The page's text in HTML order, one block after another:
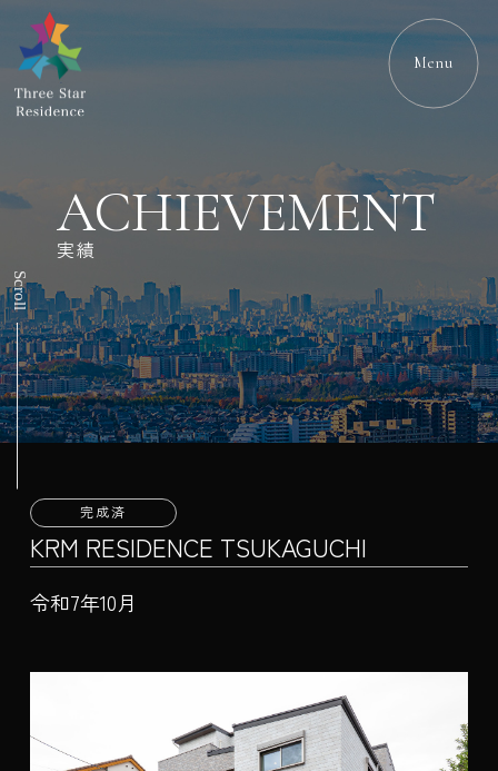
Menu
ACHIEVEMENT
実績
Scroll
完成済
KRM RESIDENCE TSUKAGUCHI
令和7年10月